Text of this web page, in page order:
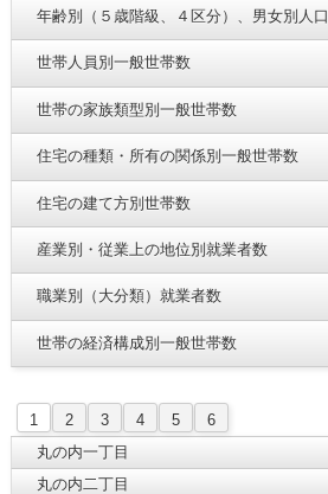
年齢別（５歳階級、４区分）、男女別人口
世帯人員別一般世帯数
世帯の家族類型別一般世帯数
住宅の種類・所有の関係別一般世帯数
住宅の建て方別世帯数
産業別・従業上の地位別就業者数
職業別（大分類）就業者数
世帯の経済構成別一般世帯数
1 2 3 4 5
6
丸の内一丁目
丸の内二丁目